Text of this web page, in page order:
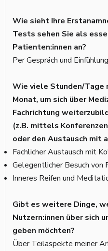
Wie sieht Ihre
Tests sehen Sie als
Patienten:innen an?
Per Gespräch und
Wie viele Stunden/Tage
Monat, um sich über
Fachrichtung
(z.B. mittels
oder den Austausch mit
Fachlicher Austausch mit
Gelegentlicher Besuch von
Inneres Reifen und
Gibt es weitere Dinge,
Nutzern:innen über sich
geben möchten?
Über Teilaspekte meiner